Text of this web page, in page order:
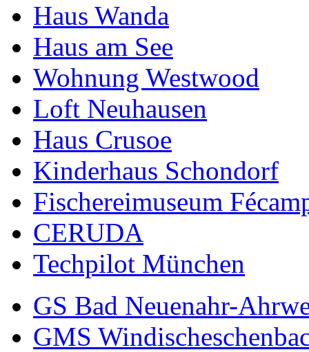
Haus Wanda
Haus am See
Wohnung Westwood
Loft Neuhausen
Haus Crusoe
Kinderhaus Schondorf
Fischereimuseum
CERUDA
Techpilot München
GS Bad Neuenahr-
GMS